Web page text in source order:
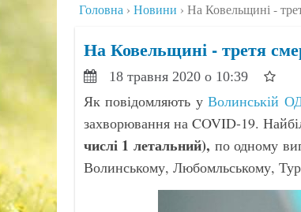
Головна Новини На Ковельщині -
На Ковельщині - третя
18 травня 2020 о 10:39
Як повідомляють уВолинській
захворювання на COVID-19.
числі 1 летальний), по одному
Волинському, Любомльському,